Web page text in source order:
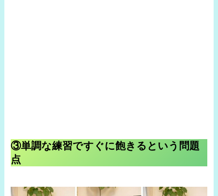
③単調な練習ですぐに飽きるという問題
点